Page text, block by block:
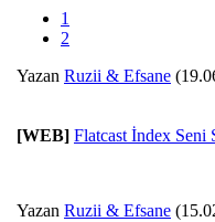
1
2
Yazan Ruzii & Efsane
[WEB] Flatcast İndex
Yazan Ruzii & Efsane